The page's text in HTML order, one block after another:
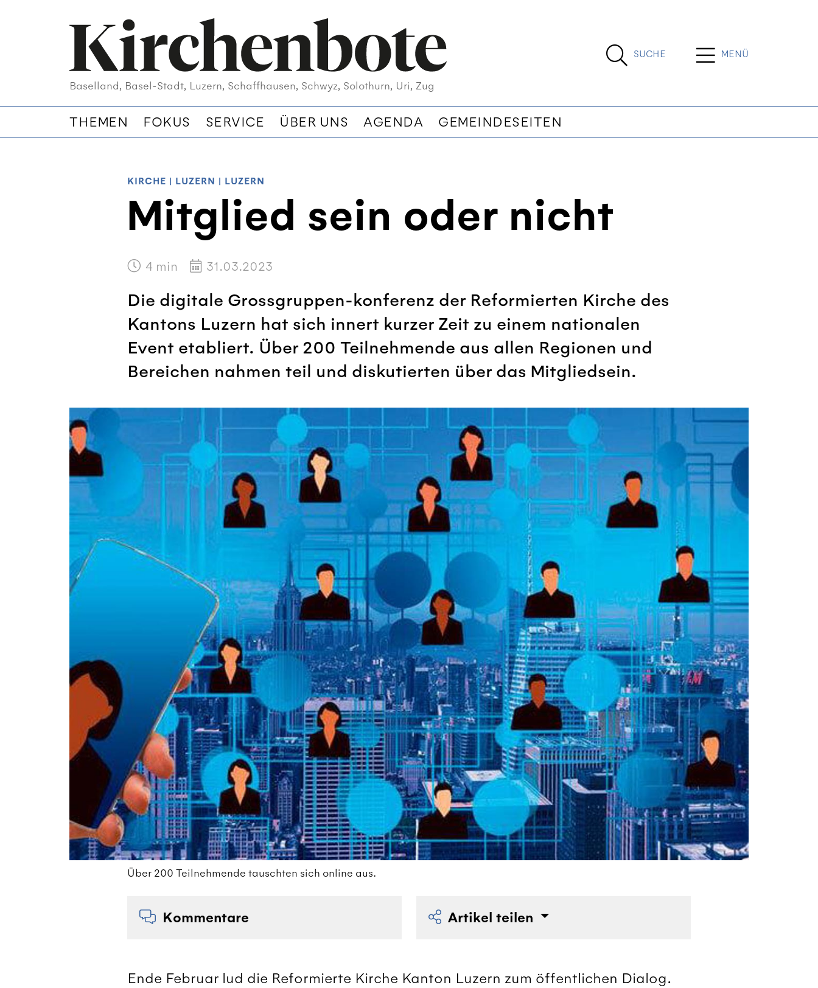
Baselland, Basel-Stadt, Luzern, Schaffhausen, Schwyz, Solothurn, Uri, Zug
SUCHE MENÜ
THEMEN FOKUS SERVICE ÜBER UNS AGENDA GEMEINDESEITEN
KIRCHE LUZERN LUZERN
Mitglied sein oder nicht
4 min 31.03.2023
Die digitale Grossgruppen-konferenz der Reformierten Kirche des
Kantons Luzern hat sich innert kurzer Zeit zu einem nationalen
Event etabliert. Über 200 Teilnehmende aus allen Regionen und
Bereichen nahmen teil und diskutierten über das Mitgliedsein.
Über 200 Teilnehmende tauschten sich online aus.
Kommentare Artikel teilen
Ende Februar lud die Reformierte Kirche Kanton Luzern zum öffentlichen Dialog.